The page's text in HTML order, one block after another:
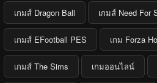
เกมส์ Dragon Ball เกมส์ Need For
เกมส์ EFootball PES เกม Forza
เกมส์ The Sims เกมออนไลน์